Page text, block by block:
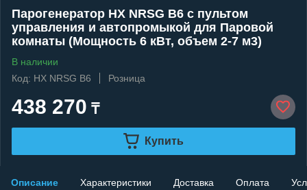
Парогенератор HX NRSG B6 c пультом
управления и автопромыкой для Паровой
комнаты (Мощность 6 кВт, объем 2-7 м3)
В наличии
Код: HX NRSG B6
Розница
438 270 ₸
Купить
Описание Характеристики Доставка Оплата